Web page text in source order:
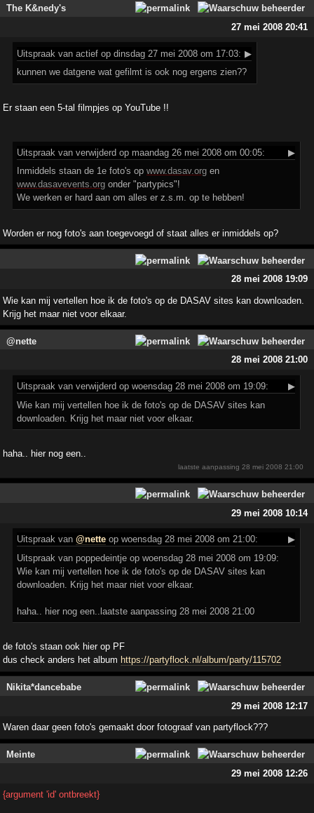
The K&nedy's
27 mei 2008 20:41
Uitspraak van actief op dinsdag 27 mei 2008 om 17:03: ▶
kunnen we datgene wat gefilmt is ook nog ergens zien??
Er staan een 5-tal filmpjes op YouTube !!
Uitspraak van verwijderd op maandag 26 mei 2008 om 00:05:
▶
Inmiddels staan de 1e foto's opwww.dasav.org en
www.dasavevents.org onder "partypics"!
We werken er hard aan om alles er z.s.m. op te hebben!
Worden er nog foto's aan toegevoegd of staat alles er inmiddels op?
28 mei 2008 19:09
Wie kan mij vertellen hoe ik de foto's op de DASAV sites kan downloaden.
Krijg het maar niet voor elkaar.
@nette
28 mei 2008 21:00
Uitspraak van verwijderd op woensdag 28 mei 2008 om 19:09:
▶
Wie kan mij vertellen hoe ik de foto's op de DASAV sites kan
downloaden. Krijg het maar niet voor elkaar.
haha.. hier nog een..
laatste aanpassing28 mei 2008 21:00
29 mei 2008 10:14
Uitspraak van@nette op woensdag 28 mei 2008 om 21:00:
▶
Uitspraak van poppedeintje op woensdag 28 mei 2008 om 19:09:
Wie kan mij vertellen hoe ik de foto's op de DASAV sites kan
downloaden. Krijg het maar niet voor elkaar.
haha.. hier nog een..laatste aanpassing 28 mei 2008 21:00
de foto's staan ook hier op PF
dus check anders het album https://partyflock.nl/album/party/115702
Nikita*dancebabe
29 mei 2008 12:17
Waren daar geen foto's gemaakt door fotograaf van partyflock???
Meinte
29 mei 2008 12:26
{argument 'id' ontbreekt}